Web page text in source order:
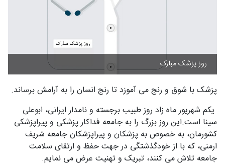
روز پزشک مبارک
پزشک با شوق و رنج می آموزد تا رنج انسان را به آرامش برساند.
یکم شهریور ماه زاد روز طبیب برجسته و نامدار ایرانی، ابوعلی
سینا است.این روز بزرگ را به جامعه فداکار پزشکی و پیراپزشکی
کشورمان، به خصوص به پزشکان و پیراپزشکان جامعه شریف
ارمنی، که با از خودگذشتگی در جهت حفظ و ارتقای سلامت
جامعه تلاش می کنند، تبریک و تهنیت عرض می نمایم.